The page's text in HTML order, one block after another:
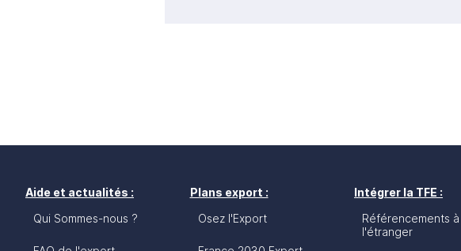
Aide et actualités :
Qui Sommes-nous ?
Plans export :
Osez l'Export
Intégrer la TFE :
Référencements à
l'étranger